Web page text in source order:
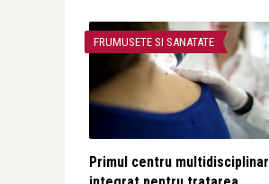
FRUMUSETE SI SANATATE
Primul centru multidisciplinar